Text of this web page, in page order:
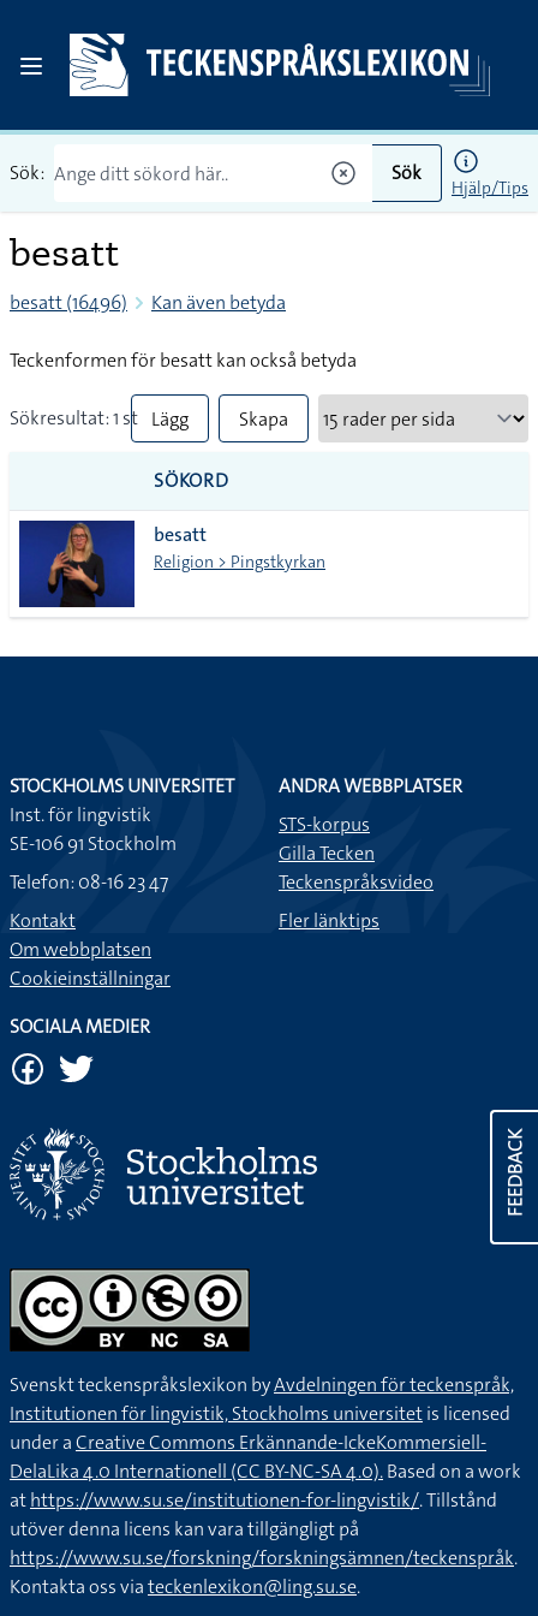
Sök: Sök
Hjälp/Tips
besatt
besatt (16496) Kan även betyda
Teckenformen för besatt kan också betyda
Sökresultat: 1 st Lägg
till
alla i
lista
Skapa
SÖKORD
besatt
Religion > Pingstkyrkan
FEEDBACK
STOCKHOLMS UNIVERSITET
Inst. för lingvistik
SE-106 91 Stockholm
Telefon: 08-16 23 47
Kontakt
Om webbplatsen
Cookieinställningar
ANDRA WEBBPLATSER
STS-korpus
Gilla Tecken
Teckenspråksvideo
Fler länktips
SOCIALA MEDIER
Svenskt teckenspråkslexikon byAvdelningen för teckenspråk,
Institutionen för lingvistik, Stockholms universitetis licensed
under aCreative Commons Erkännande-IckeKommersiell-
DelaLika 4.0 Internationell (CC BY-NC-SA 4.0).Based on a work
athttps://www.su.se/institutionen-for-lingvistik/. Tillstånd
utöver denna licens kan vara tillgängligt på
https://www.su.se/forskning/forskningsämnen/teckenspråk.
Kontakta oss viateckenlexikon@ling.su.se.